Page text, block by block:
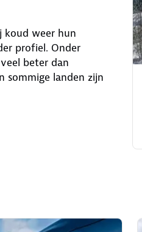
koud weer hun
profiel. Onder
beter dan
sommige landen zijn